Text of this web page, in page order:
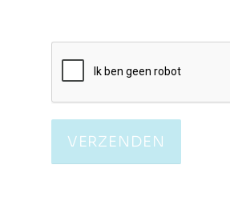
Google
U kunt het
momenteel niet